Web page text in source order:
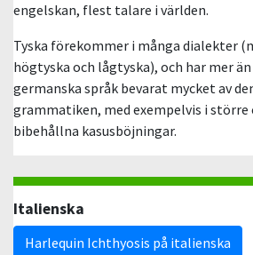
engelskan, flest talare i världen.
Tyska förekommer i många dialekter
högtyska och lågtyska), och har mer
germanska språk bevarat mycket av
grammatiken, med exempelvis i
bibehållna kasusböjningar.
Italienska
Harlequin Ichthyosis på italienska